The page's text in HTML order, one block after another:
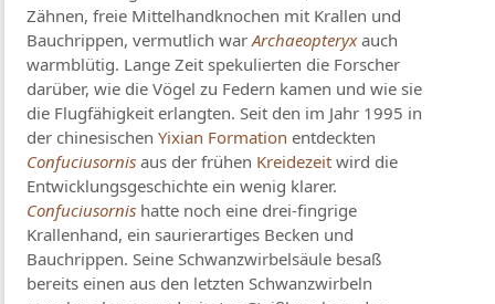
Zähnen, freie Mittelhandknochen mit Krallen und
Bauchrippen, vermutlich warArchaeopteryxauch
warmblütig. Lange Zeit spekulierten die Forscher
darüber, wie die Vögel zu Federn kamen und wie sie
die Flugfähigkeit erlangten. Seit den im Jahr 1995 in
der chinesischenYixian Formation entdeckten
Confuciusornis aus der frühen Kreidezeit wird die
Entwicklungsgeschichte ein wenig klarer.
Confuciusornis hatte noch eine drei-fingrige
Krallenhand, ein saurierartiges Becken und
Bauchrippen. Seine Schwanzwirbelsäule besaß
bereits einen aus den letzten Schwanzwirbeln